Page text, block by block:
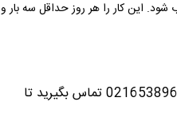
شود. این کار را هر روز حداقل سه بار و
تماس بگیرید تا